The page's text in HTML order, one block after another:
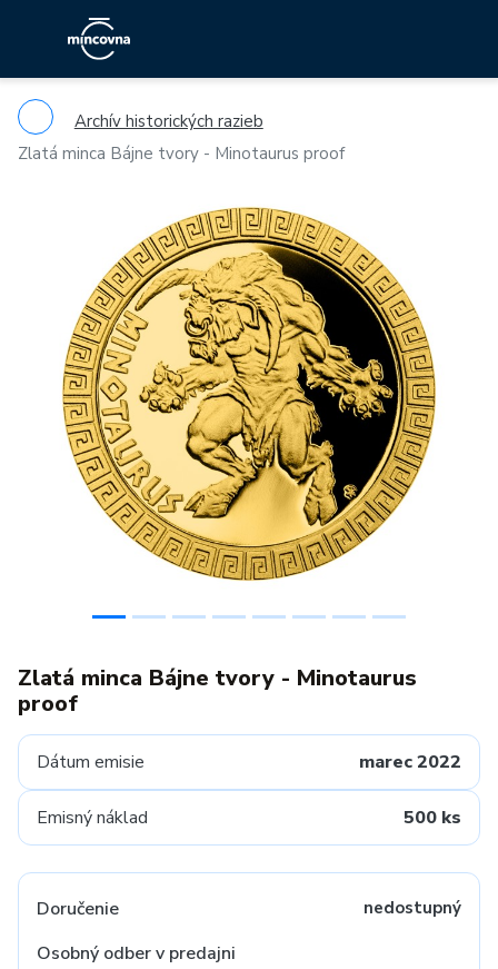
Archív historických razieb
Zlatá minca Bájne tvory - Minotaurus proof
Previous
Zlatá minca Bájne tvory - Minotaurus
proof
Dátum emisie marec 2022
Emisný náklad 500 ks
Doručenie nedostupný
Osobný odber v predajni